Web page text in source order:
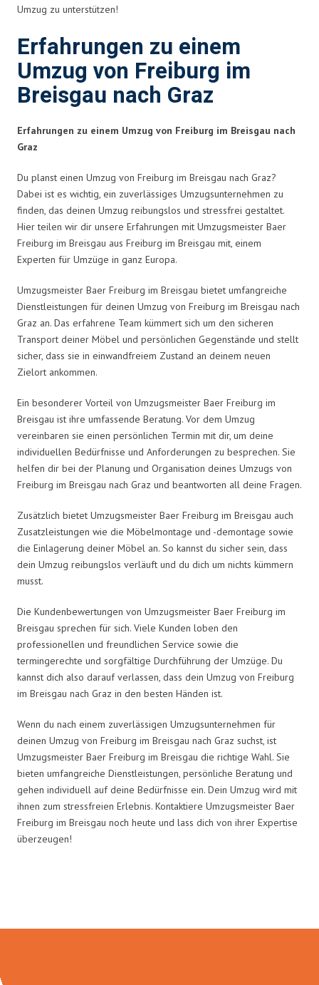
Umzug zu unterstützen!
Erfahrungen zu einem
Umzug von Freiburg im
Breisgau nach Graz
Erfahrungen zu einem Umzug von Freiburg im Breisgau nach
Graz
Du planst einen Umzug von Freiburg im Breisgau nach Graz?
Dabei ist es wichtig, ein zuverlässiges Umzugsunternehmen zu
finden, das deinen Umzug reibungslos und stressfrei gestaltet.
Hier teilen wir dir unsere Erfahrungen mit Umzugsmeister Baer
Freiburg im Breisgau aus Freiburg im Breisgau mit, einem
Experten für Umzüge in ganz Europa.
Umzugsmeister Baer Freiburg im Breisgau bietet umfangreiche
Dienstleistungen für deinen Umzug von Freiburg im Breisgau nach
Graz an. Das erfahrene Team kümmert sich um den sicheren
Transport deiner Möbel und persönlichen Gegenstände und stellt
sicher, dass sie in einwandfreiem Zustand an deinem neuen
Zielort ankommen.
Ein besonderer Vorteil von Umzugsmeister Baer Freiburg im
Breisgau ist ihre umfassende Beratung. Vor dem Umzug
vereinbaren sie einen persönlichen Termin mit dir, um deine
individuellen Bedürfnisse und Anforderungen zu besprechen. Sie
helfen dir bei der Planung und Organisation deines Umzugs von
Freiburg im Breisgau nach Graz und beantworten all deine Fragen.
Zusätzlich bietet Umzugsmeister Baer Freiburg im Breisgau auch
Zusatzleistungen wie die Möbelmontage und -demontage sowie
die Einlagerung deiner Möbel an. So kannst du sicher sein, dass
dein Umzug reibungslos verläuft und du dich um nichts kümmern
musst.
Die Kundenbewertungen von Umzugsmeister Baer Freiburg im
Breisgau sprechen für sich. Viele Kunden loben den
professionellen und freundlichen Service sowie die
termingerechte und sorgfältige Durchführung der Umzüge. Du
kannst dich also darauf verlassen, dass dein Umzug von Freiburg
im Breisgau nach Graz in den besten Händen ist.
Wenn du nach einem zuverlässigen Umzugsunternehmen für
deinen Umzug von Freiburg im Breisgau nach Graz suchst, ist
Umzugsmeister Baer Freiburg im Breisgau die richtige Wahl. Sie
bieten umfangreiche Dienstleistungen, persönliche Beratung und
gehen individuell auf deine Bedürfnisse ein. Dein Umzug wird mit
ihnen zum stressfreien Erlebnis. Kontaktiere Umzugsmeister Baer
Freiburg im Breisgau noch heute und lass dich von ihrer Expertise
überzeugen!